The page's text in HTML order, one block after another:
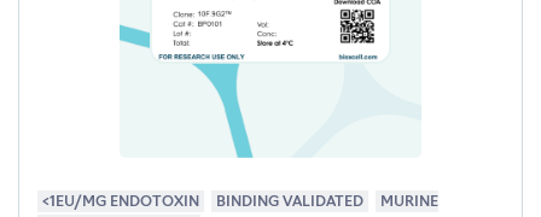
<1EU/MG ENDOTOXIN BINDING VALIDATED
MURINE